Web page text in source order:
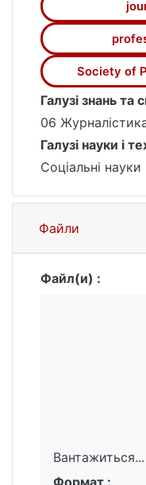
поділити на
істинність,
підзвітність.
Society of
Галузі знань та
06
Галузі науки і
Соціальні науки
Файли
Файл(и) :
Вантажиться...
Формат :